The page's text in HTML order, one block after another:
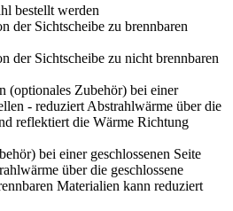
bestellt werden
der Sichtscheibe zu brennbaren
der Sichtscheibe zu nicht brennbaren
(optionales Zubehör) bei einer
- reduziert Abstrahlwärme über die
reflektiert die Wärme Richtung
bei einer geschlossenen Seite
über die geschlossene
Materialien kann reduziert